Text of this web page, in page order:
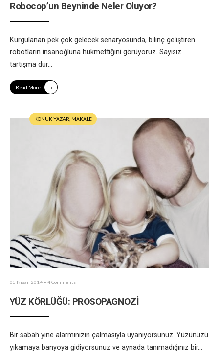
Robocop’un Beyninde Neler Oluyor?
Kurgulanan pek çok gelecek senaryosunda, bilinç geliştiren
robotların insanoğluna hükmettiğini görüyoruz. Sayısız
tartışma dur...
Read More →
KONUK YAZAR MAKALE
06 Nisan 2014 • 4 Comments
YÜZ KÖRLÜĞÜ: PROSOPAGNOZİ
Bir sabah yine alarmınızın çalmasıyla uyanıyorsunuz. Yüzünüzü
yıkamaya banyoya gidiyorsunuz ve aynada tanımadığınız bir...